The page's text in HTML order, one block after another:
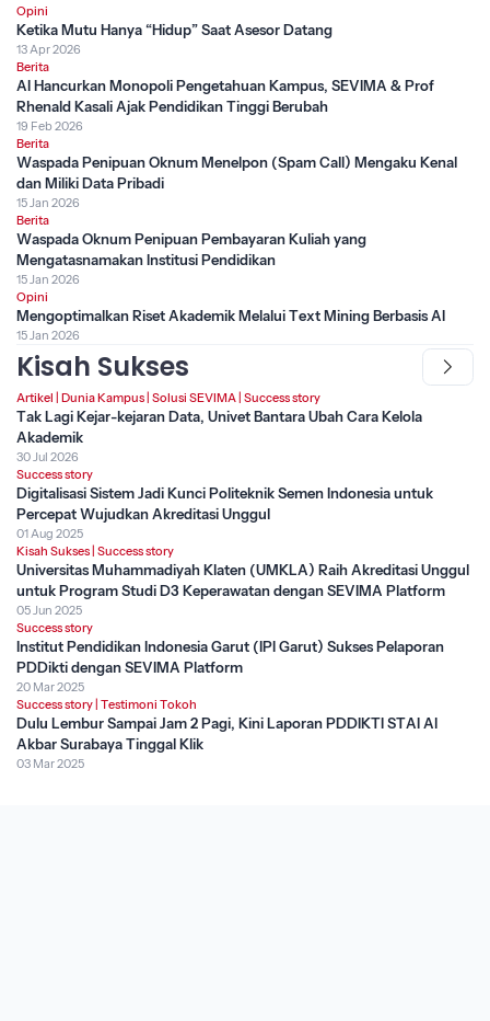
Opini
Ketika Mutu Hanya “Hidup” Saat Asesor Datang
13 Apr 2026
Berita
AI Hancurkan Monopoli Pengetahuan Kampus, SEVIMA & Prof
Rhenald Kasali Ajak Pendidikan Tinggi Berubah
19 Feb 2026
Berita
Waspada Penipuan Oknum Menelpon (Spam Call) Mengaku Kenal
dan Miliki Data Pribadi
15 Jan 2026
Berita
Waspada Oknum Penipuan Pembayaran Kuliah yang
Mengatasnamakan Institusi Pendidikan
15 Jan 2026
Opini
Mengoptimalkan Riset Akademik Melalui Text Mining Berbasis AI
15 Jan 2026
Kisah Sukses
Artikel Dunia Kampus Solusi SEVIMA Success story
Tak Lagi Kejar-kejaran Data, Univet Bantara Ubah Cara Kelola
Akademik
30 Jul 2026
Success story
Digitalisasi Sistem Jadi Kunci Politeknik Semen Indonesia untuk
Percepat Wujudkan Akreditasi Unggul
01 Aug 2025
Kisah Sukses Success story
Universitas Muhammadiyah Klaten (UMKLA) Raih Akreditasi Unggul
untuk Program Studi D3 Keperawatan dengan SEVIMA Platform
05 Jun 2025
Success story
Institut Pendidikan Indonesia Garut (IPI Garut) Sukses Pelaporan
PDDikti dengan SEVIMA Platform
20 Mar 2025
Success story Testimoni Tokoh
Dulu Lembur Sampai Jam 2 Pagi, Kini Laporan PDDIKTI STAI Al
Akbar Surabaya Tinggal Klik
03 Mar 2025